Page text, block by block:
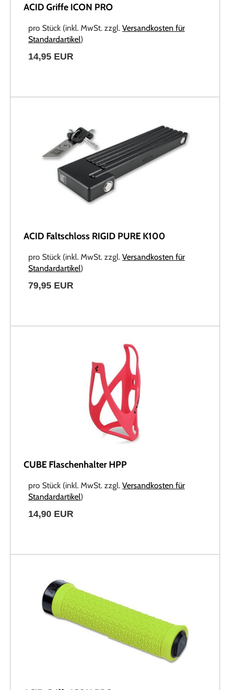
ACID Griffe ICON PRO
pro Stück (inkl. MwSt. zzgl. Versandkosten für
Standardartikel)
14,95 EUR
ACID Faltschloss RIGID PURE K100
pro Stück (inkl. MwSt. zzgl. Versandkosten für
Standardartikel)
79,95 EUR
CUBE Flaschenhalter HPP
pro Stück (inkl. MwSt. zzgl. Versandkosten für
Standardartikel)
14,90 EUR